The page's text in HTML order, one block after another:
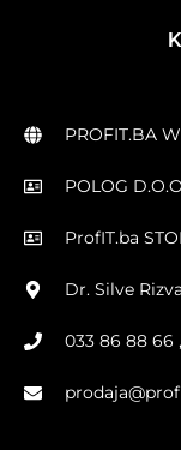
PROFIT.BA
POLOG
ProfIT.ba
Dr. Silve
033 86 88 66